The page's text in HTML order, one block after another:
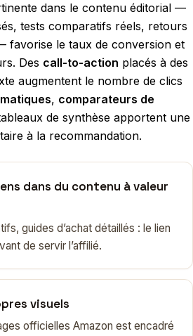
dans le contenu éditorial —
tests comparatifs réels, retours
favorise le taux de conversion et
Des call-to-action placés à des
augmentent le nombre de clics
, comparateurs de
de synthèse apportent une
à la recommandation.
dans du contenu à valeur
guides d’achat détaillés : le lien
de servir l’affilié.
visuels
officielles Amazon est encadré